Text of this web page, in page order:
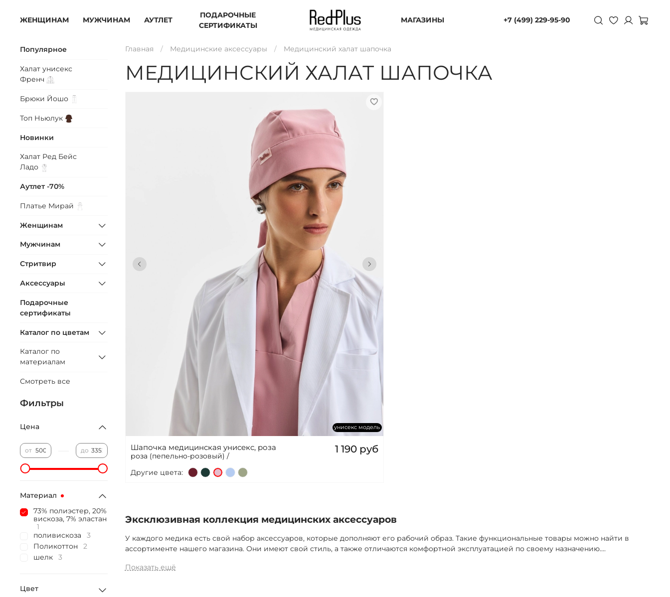
ЖЕНЩИНАМ МУЖЧИНАМ АУТЛЕТ
ПОДАРОЧНЫЕ
СЕРТИФИКАТЫ
МАГАЗИНЫ +7 (499) 229-95-90
Главная Медицинские аксессуары Медицинский халат шапочка
МЕДИЦИНСКИЙ ХАЛАТ ШАПОЧКА
унисекс модель
Шапочка медицинская унисекс, роза
роза (пепельно-розовый) /
1 190 руб
Другие цвета:
В КОРЗИНУ
Эксклюзивная коллекция медицинских аксессуаров
У каждого медика есть свой набор аксессуаров, которые дополняют его рабочий образ. Такие функциональные товары можно найти в
ассортименте нашего магазина. Они имеют свой стиль, а также отличаются комфортной эксплуатацией по своему назначению....
Показать ещё
Популярное
Халат унисекс
Френч
Брюки Йошо
Топ Ньюлук
Новинки
Халат Ред Бейс
Ладо
Аутлет -70%
Платье Мирай
Женщинам
Мужчинам
Стритвир
Аксессуары
Подарочные
сертификаты
Каталог по цветам
Каталог по
материалам
Смотреть все
Фильтры
Цена
от до
Материал
73% полиэстер, 20%
вискоза, 7% эластан
1
поливискоза
3
Поликоттон
2
шелк
3
Цвет